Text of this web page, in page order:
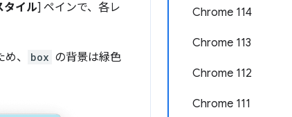
Chrome 114
Chrome 113
Chrome 112
Chrome 111
タイル] ペインで、各レ
、 box の背景は緑色